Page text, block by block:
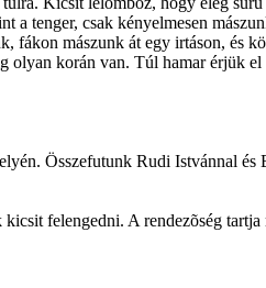
tenger, csak kényelmesen
fákon mászunk át egy irtáson, és
korán van. Túl hamar érjük
Összefutunk Rudi Istvánnal
felengedni. A rendezõség